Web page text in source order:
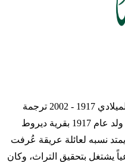
التاريخ الهجري 1335 - 1422 التاريخ الميلادي 1917 - 2002 ترجمة
المؤلف أحمد أنور سيد أحمد الجندي. ولد عام 1917 بقرية ديروط
نسبه لعائلة عريقة عُرفت
يشتغل بتحقيق التراث، وكان